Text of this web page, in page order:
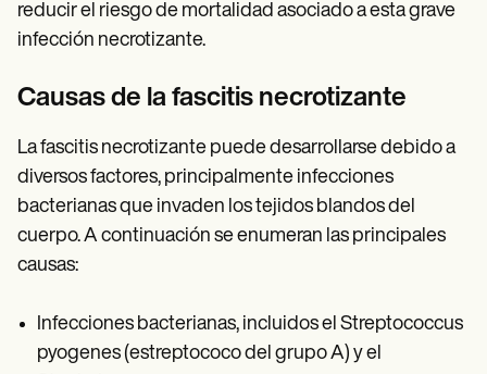
reducir el riesgo de mortalidad asociado a esta grave
infección necrotizante.
Causas de la fascitis necrotizante
La fascitis necrotizante puede desarrollarse debido a
diversos factores, principalmente infecciones
bacterianas que invaden los tejidos blandos del
cuerpo. A continuación se enumeran las principales
causas:
Infecciones bacterianas, incluidos el Streptococcus
pyogenes (estreptococo del grupo A) y el